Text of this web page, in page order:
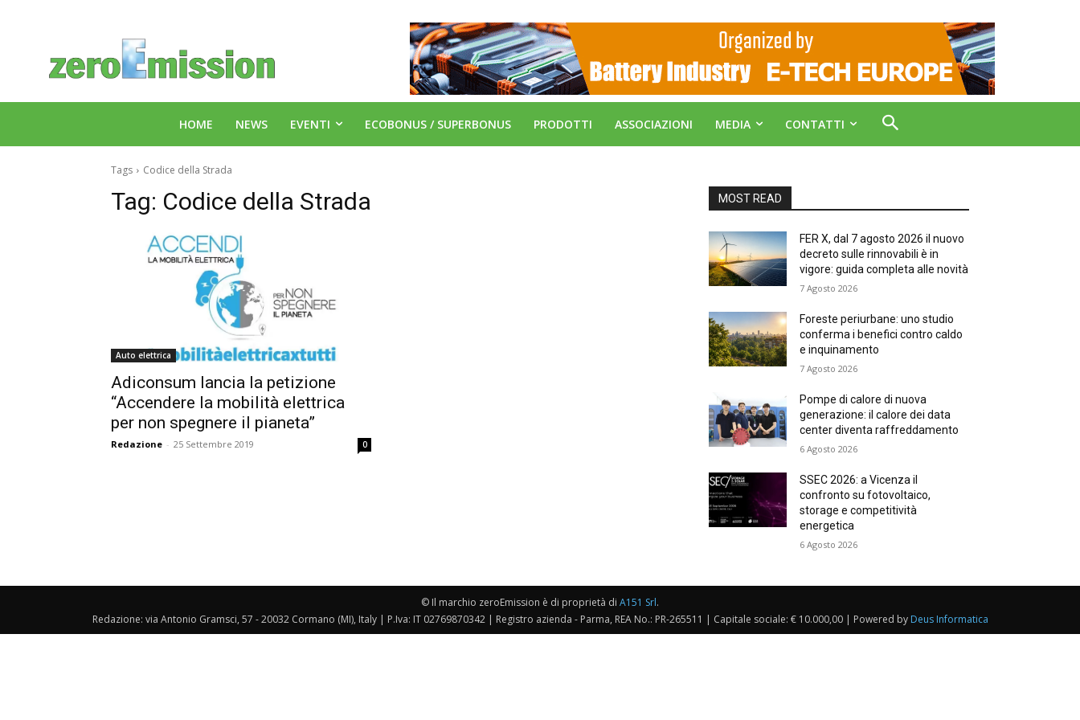
HOME NEWS EVENTI ECOBONUS / SUPERBONUS PRODOTTI ASSOCIAZIONI MEDIA CONTATTI
Tags Codice della Strada
Tag: Codice della Strada
Auto elettrica
Adiconsum lancia la petizione
“Accendere la mobilità elettrica
per non spegnere il pianeta”
Redazione - 25 Settembre 2019 0
MOST READ
FER X, dal 7 agosto 2026 il nuovo
decreto sulle rinnovabili è in
vigore: guida completa alle novità
7 Agosto 2026
Foreste periurbane: uno studio
conferma i benefici contro caldo
e inquinamento
7 Agosto 2026
Pompe di calore di nuova
generazione: il calore dei data
center diventa raffreddamento
6 Agosto 2026
SSEC 2026: a Vicenza il
confronto su fotovoltaico,
storage e competitività
energetica
6 Agosto 2026
© Il marchio zeroEmission è di proprietà di A151 Srl.
Redazione: via Antonio Gramsci, 57 - 20032 Cormano (MI), Italy | P.Iva: IT 02769870342 | Registro azienda - Parma, REA No.: PR-265511 | Capitale sociale: € 10.000,00 | Powered by Deus Informatica